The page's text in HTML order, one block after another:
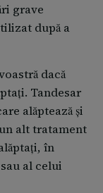
grave
după a
dacă
Tandesar
alăptează și
alt tratament
în
al celui